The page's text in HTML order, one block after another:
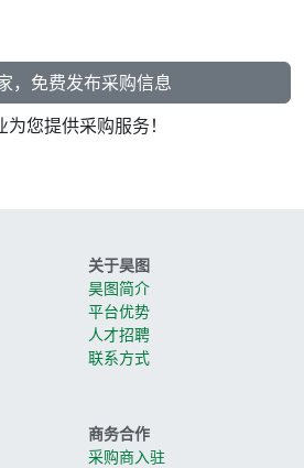
，免费发布采购信息
您提供采购服务！
关于昊图
昊图简介
平台优势
人才招聘
联系方式
商务合作
采购商入驻